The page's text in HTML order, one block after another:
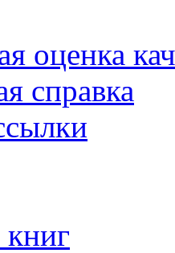
оценка
справка